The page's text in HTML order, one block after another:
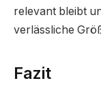
relevant bleibt
verlässliche
Fazit